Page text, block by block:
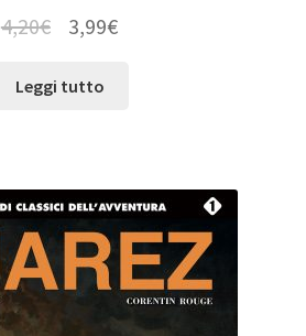
4,20€ 3,99€
Leggi tutto